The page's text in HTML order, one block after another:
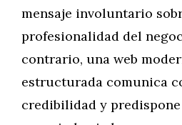
mensaje involuntario
profesionalidad del
contrario, una web
estructurada comunica
credibilidad y